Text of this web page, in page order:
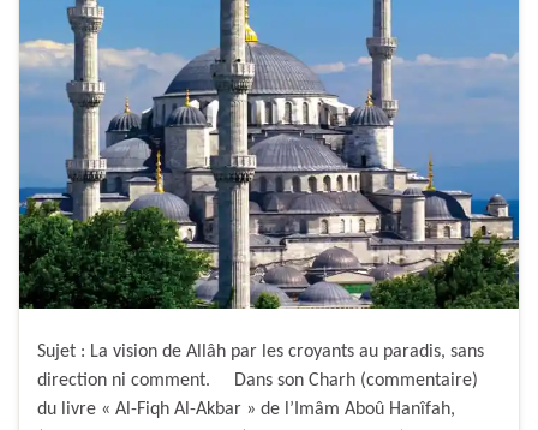
Sujet : La vision de Allâh par les croyants au paradis, sans
direction ni comment. Dans son Charh (commentaire)
du livre « Al-Fiqh Al-Akbar » de l’Imâm Aboû Hanîfah,